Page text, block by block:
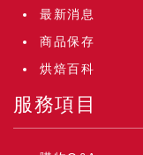
最新消息
商品保存
烘焙百科
服務項目